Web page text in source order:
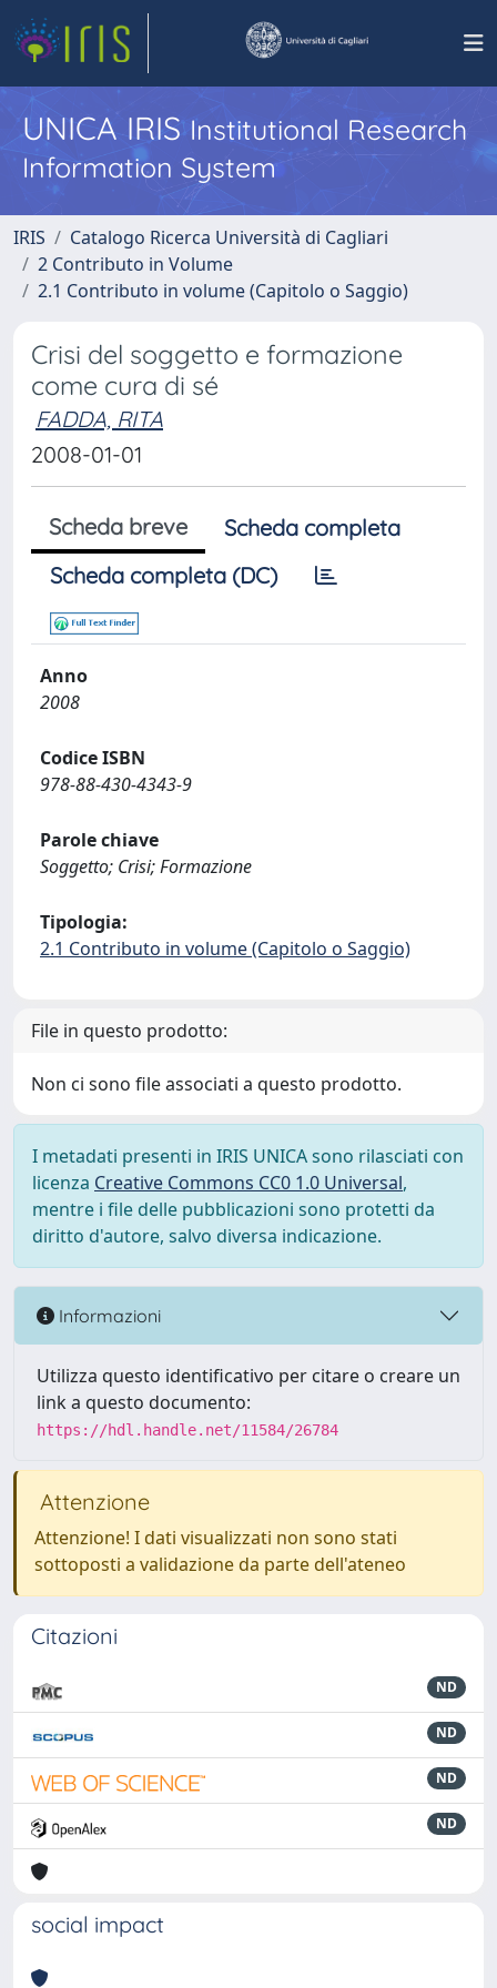
UNICA IRISInstitutional Research
Information System
IRIS
Catalogo Ricerca Università di Cagliari
2 Contributo in Volume
2.1 Contributo in volume (Capitolo o Saggio)
Crisi del soggetto e formazione
come cura di sé
FADDA, RITA
2008-01-01
Scheda breve
Scheda completa
Scheda completa (DC)
Anno
2008
Codice ISBN
978-88-430-4343-9
Parole chiave
Soggetto; Crisi; Formazione
Tipologia:
2.1 Contributo in volume (Capitolo o Saggio)
File in questo prodotto:
Non ci sono file associati a questo prodotto.
I metadati presenti in IRIS UNICA sono rilasciati con
licenza Creative Commons CC0 1.0 Universal,
mentre i file delle pubblicazioni sono protetti da
diritto d'autore, salvo diversa indicazione.
Informazioni
Utilizza questo identificativo per citare o creare un
link a questo documento:
https://hdl.handle.net/11584/26784
Attenzione
Attenzione! I dati visualizzati non sono stati
sottoposti a validazione da parte dell'ateneo
Citazioni
ND
ND
ND
ND
social impact